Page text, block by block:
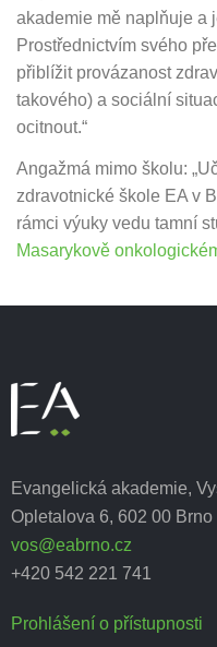
akademie mě naplňuje a
Prostřednictvím svého
přiblížit provázanost
takového) a sociální
ocitnout.“
Angažmá mimo školu:
zdravotnické škole EA v
rámci výuky vedu tamní
Masarykově
Evangelická akademie,
Opletalova 6, 602 00 Brno
vos@eabrno.cz
+420 542 221 741
Prohlášení o přístupnosti